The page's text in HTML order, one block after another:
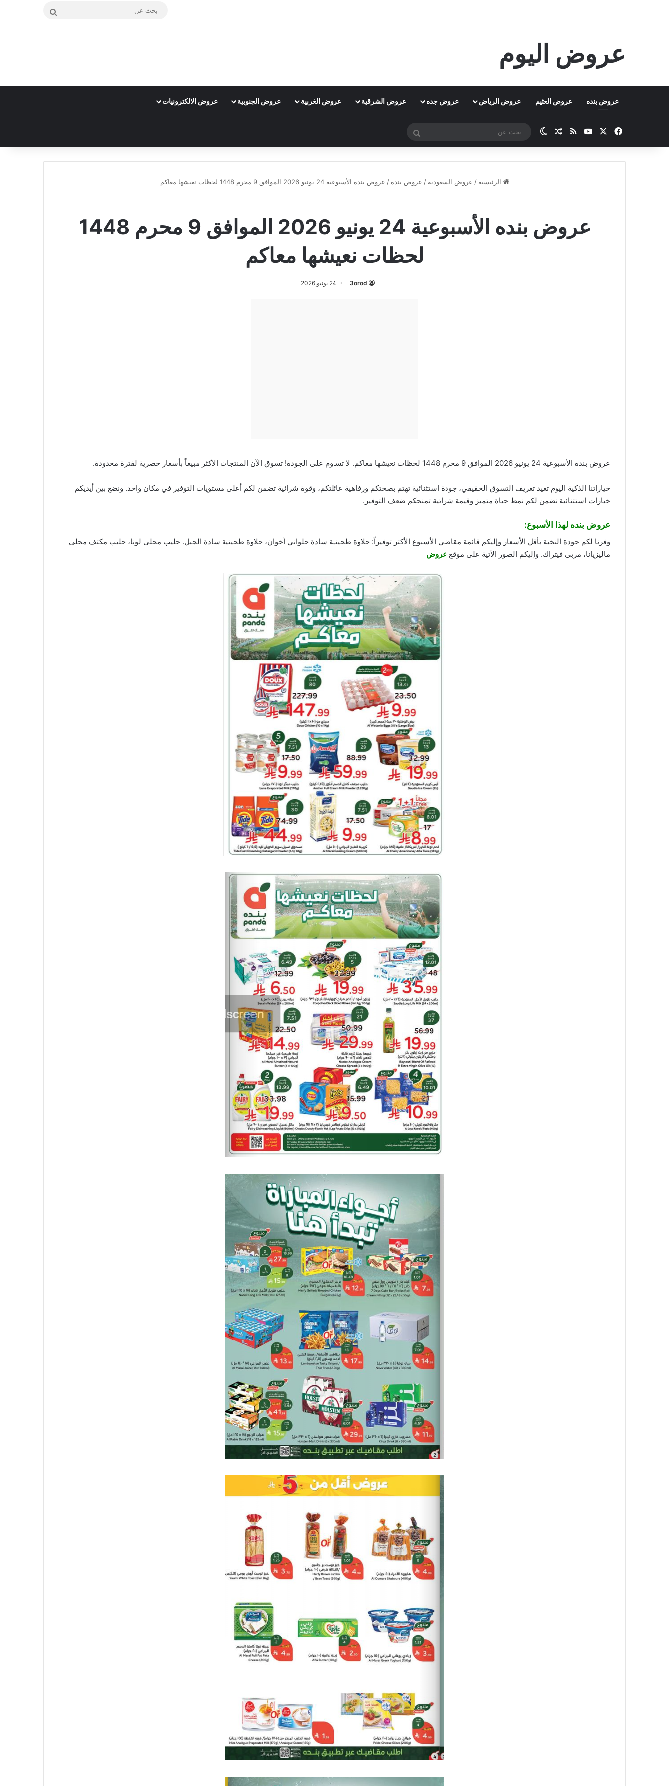
بحث
عروض اليوم
عروض بنده عروض العثيم عروض الرياض عروض جده عروض الشرقية عروض الغربية عروض الجنوبية عروض الالكترونيات
فيسبوك ‫YouTubeملخص الموقع RSS
مقال عشوائي
الوضع المظلم
بحث
الرئيسية / عروض السعودية / عروض بنده / عروض بنده الأسبوعية 24 يونيو 2026 الموافق 9 محرم 1448 لحظات نعيشها معاكم
عروض بنده الأسبوعية 24 يونيو 2026 الموافق 9 محرم 1448
لحظات نعيشها معاكم
3orod 24 يونيو,2026
عروض بنده الأسبوعية 24 يونيو 2026 الموافق 9 محرم 1448 لحظات نعيشها معاكم. لا تساوم على الجودة! تسوق الآن المنتجات الأكثر مبيعاً بأسعار حصرية لفترة محدودة.
خياراتنا الذكية اليوم تعيد تعريف التسوق الحقيقي، جودة استثنائية تهتم بصحتكم ورفاهية عائلتكم، وقوة شرائية تضمن لكم أعلى مستويات التوفير في مكان واحد. ونضع بين أيديكم
خيارات استثنائية تضمن لكم نمط حياة متميز وقيمة شرائية تمنحكم ضعف التوفير.
عروض بنده لهذا الأسبوع:
وفرنا لكم جودة النخبة بأقل الأسعار وإليكم قائمة مقاضي الأسبوع الأكثر توفيراً: حلاوة طحينية سادة حلواني أخوان، حلاوة طحينية سادة الجبل. حليب محلى لونا، حليب مكثف محلى
ماليزيانا، مربى فيتراك. وإليكم الصور الآتية على موقع عروض